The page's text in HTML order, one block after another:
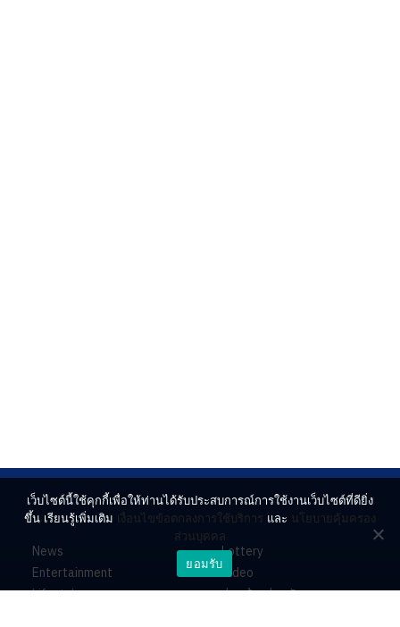
News
Entertainment
Lifestyle
Lottery
Video
ร่วมด้วยช่วยกัน
เว็บไซต์นี้ใช้คุกกี้เพื่อให้ท่านได้รับประสบการณ์การใช้งานเว็บไซต์ที่ดียิ่ง
ขึ้น เรียนรู้เพิ่มเติม เงื่อนไขข้อตกลงการใช้บริการ และ นโยบายคุ้มครอง
ส่วนบุคคล
ยอมรับ